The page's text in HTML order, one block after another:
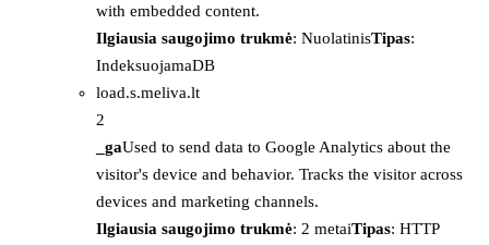
with embedded content.
Ilgiausia saugojimo trukmė: NuolatinisTipas:
IndeksuojamaDB
load.s.meliva.lt
2
_gaUsed to send data to Google Analytics about the
visitor's device and behavior. Tracks the visitor across
devices and marketing channels.
Ilgiausia saugojimo trukmė: 2 metaiTipas: HTTP